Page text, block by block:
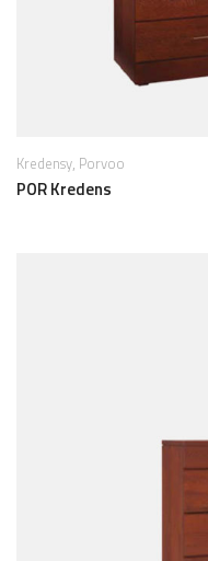
Kredensy, Porvoo
POR Kredens